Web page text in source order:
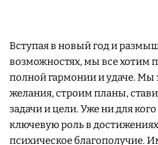
Вступая в новый год и
возможностях, мы все хотим
полной гармонии и удаче. Мы
желания, строим планы,
задачи и цели. Уже ни для кого
ключевую роль в достижениях
психическое благополучие.